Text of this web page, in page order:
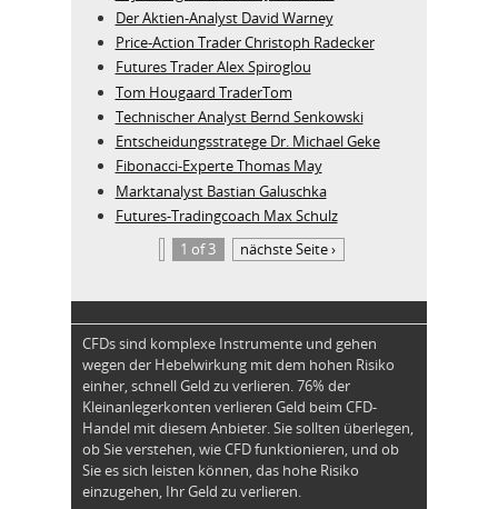
Der Aktien-Analyst David Warney
Price-Action Trader Christoph Radecker
Futures Trader Alex Spiroglou
Tom Hougaard TraderTom
Technischer Analyst Bernd Senkowski
Entscheidungsstratege Dr. Michael Geke
Fibonacci-Experte Thomas May
Marktanalyst Bastian Galuschka
Futures-Tradingcoach Max Schulz
1 of 3
nächste Seite ›
CFDs sind komplexe Instrumente und gehen
wegen der Hebelwirkung mit dem hohen Risiko
einher, schnell Geld zu verlieren. 76% der
Kleinanlegerkonten verlieren Geld beim CFD-
Handel mit diesem Anbieter. Sie sollten überlegen,
ob Sie verstehen, wie CFD funktionieren, und ob
Sie es sich leisten können, das hohe Risiko
einzugehen, Ihr Geld zu verlieren.